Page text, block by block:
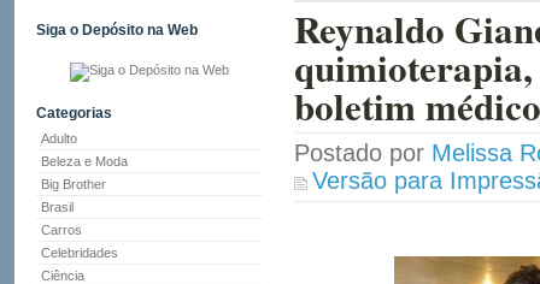
Siga o Depósito na Web
Categorias
Adulto
Beleza e Moda
Big Brother
Brasil
Carros
Celebridades
Ciência
Reynaldo
boletim médico
Postado por Melissa
Versão para